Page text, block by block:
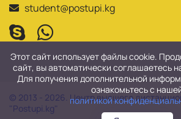
student@postupi.kg
© 2013 - 2026. Центр высшего
"Postupi.kg"
Этот сайт использует файлы cookie.
сайт, вы автоматически соглашаетесь
Для получения дополнительной
ознакомьтесь с
политикой